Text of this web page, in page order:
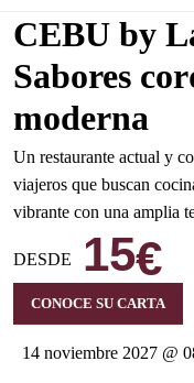
CEBU by
Sabores
moderna
Un restaurante actual y
viajeros que buscan
vibrante con una amplia
DESDE 15€
CONOCE SU CARTA
14 noviembre 2027 @